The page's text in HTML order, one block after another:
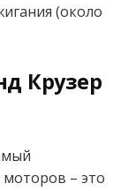
(около
Крузер
– это